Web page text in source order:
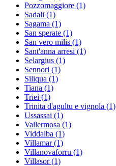
Pozzomaggiore (1)
Sadali (1)
Sagama (1)
San sperate (1)
San vero milis (1)
Sant'anna arresi (1)
Selargius (1)
Sennori (1)
Siliqua (1)
Tiana (1)
Triei (1)
Trinita d'agultu e vignola (1)
Ussassai (1)
Vallermosa (1)
Viddalba (1)
Villamar(1)
Villanovaforru (1)
Villasor(1)